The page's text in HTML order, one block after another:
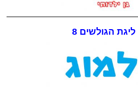
הגולשים 8